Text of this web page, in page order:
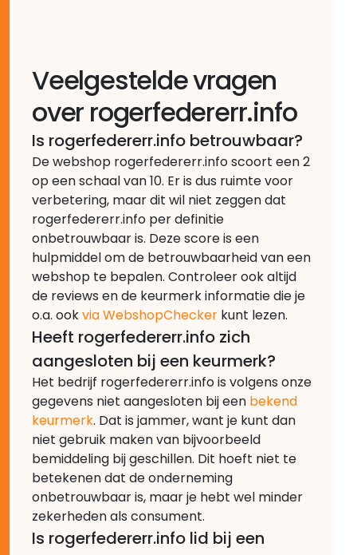
Veelgestelde vragen
over rogerfedererr.info
Is rogerfedererr.info betrouwbaar?
De webshop rogerfedererr.info scoort een 2
op een schaal van 10. Er is dus ruimte voor
verbetering, maar dit wil niet zeggen dat
rogerfedererr.info per definitie
onbetrouwbaar is. Deze score is een
hulpmiddel om de betrouwbaarheid van een
webshop te bepalen. Controleer ook altijd
de reviews en de keurmerk informatie die je
o.a. ookvia WebshopChecker kunt lezen.
Heeft rogerfedererr.info zich
aangesloten bij een keurmerk?
Het bedrijf rogerfedererr.info is volgens onze
gegevens niet aangesloten bij een bekend
keurmerk. Dat is jammer, want je kunt dan
niet gebruik maken van bijvoorbeeld
bemiddeling bij geschillen. Dit hoeft niet te
betekenen dat de onderneming
onbetrouwbaar is, maar je hebt wel minder
zekerheden als consument.
Is rogerfedererr.info lid bij een